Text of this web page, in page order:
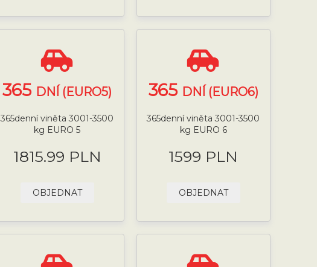
365 DNÍ (EURO5)
365denní viněta 3001-3500
kg EURO 5
1815.99 PLN
OBJEDNAT
365 DNÍ (EURO6)
365denní viněta 3001-3500
kg EURO 6
1599 PLN
OBJEDNAT